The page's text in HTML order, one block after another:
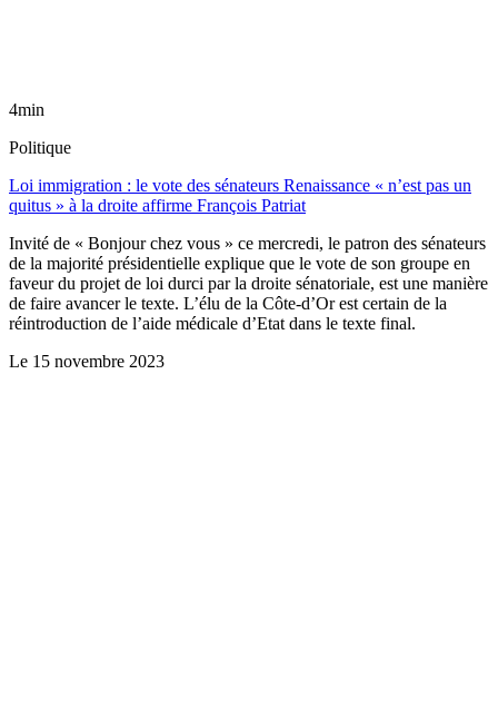
4min
Politique
Loi immigration : le vote des sénateurs Renaissance « n’est pas un
quitus » à la droite affirme François Patriat
Invité de « Bonjour chez vous » ce mercredi, le patron des sénateurs
de la majorité présidentielle explique que le vote de son groupe en
faveur du projet de loi durci par la droite sénatoriale, est une manière
de faire avancer le texte. L’élu de la Côte-d’Or est certain de la
réintroduction de l’aide médicale d’Etat dans le texte final.
Le 15 novembre 2023